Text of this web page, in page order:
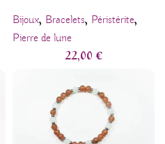
Bijoux, Bracelets, Péristérite,
Pierre de lune
22,00€